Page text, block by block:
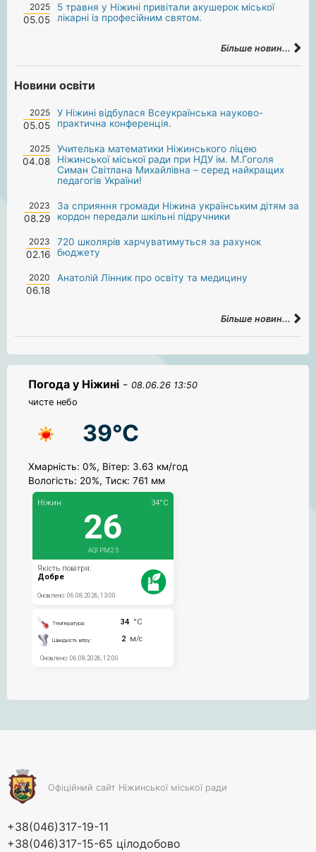
2025
05.05
5 травня у Ніжині привітали акушерок міської
лікарні із професійним святом.
Більше новин...
Новини освіти
2025
05.05
У Ніжині відбулася Всеукраїнська науково-
практична конференція.
2025
04.08
Учителька математики Ніжинського ліцею
Ніжинської міської ради при НДУ ім. М.Гоголя
Симан Світлана Михайлівна – серед найкращих
педагогів України!
2023
08.29
За сприяння громади Ніжина українським дітям за
кордон передали шкільні підручники
2023
02.16
720 школярів харчуватимуться за рахунок
бюджету
2020
06.18
Анатолій Лінник про освіту та медицину
Більше новин...
Погода у Ніжині - 08.06.26 13:50
чисте небо
39°C
Хмарність: 0%, Вітер: 3.63 км/год
Вологість: 20%, Тиск: 761 мм
Офіційний сайт Ніжинської міської ради
+38(046)317-19-11
+38(046)317-15-65 цілодобово